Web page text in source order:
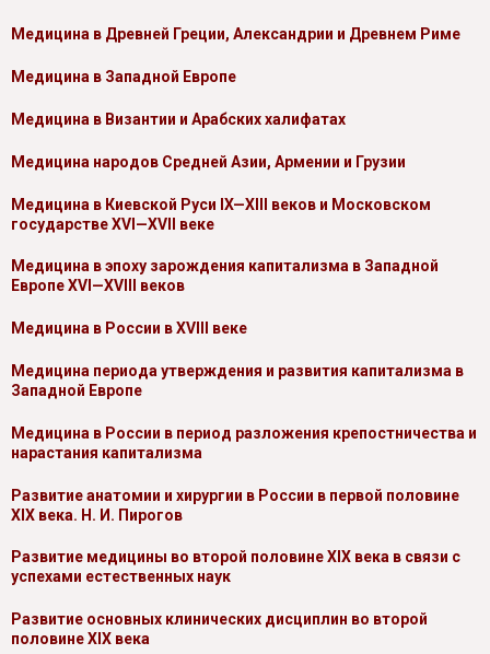
Медицина в Древней Греции, Александрии и Древнем Риме
Медицина в Западной Европе
Медицина в Византии и Арабских халифатах
Медицина народов Средней Азии, Армении и Грузии
Медицина в Киевской Руси IX—XIII веков и Московском
государстве XVI—XVII веке
Медицина в эпоху зарождения капитализма в Западной
Европе XVI—XVIII веков
Медицина в России в XVIII веке
Медицина периода утверждения и развития капитализма в
Западной Европе
Медицина в России в период разложения крепостничества и
нарастания капитализма
Развитие анатомии и хирургии в России в первой половине
XIX века. Н. И. Пирогов
Развитие медицины во второй половине XIX века в связи с
успехами естественных наук
Развитие основных клинических дисциплин во второй
половине XIX века